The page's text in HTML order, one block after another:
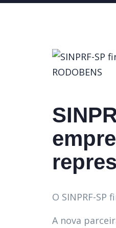
O SINPRF-
A nova